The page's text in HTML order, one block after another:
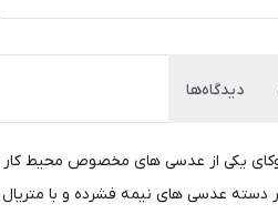
دیدگاه‌ها